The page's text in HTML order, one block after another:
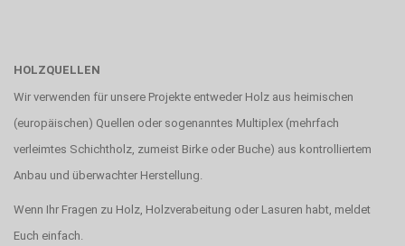
HOLZQUELLEN
Wir verwenden für unsere Projekte entweder Holz aus heimischen
(europäischen) Quellen oder sogenanntes Multiplex (mehrfach
verleimtes Schichtholz, zumeist Birke oder Buche) aus kontrolliertem
Anbau und überwachter Herstellung.
Wenn Ihr Fragen zu Holz, Holzverabeitung oder Lasuren habt, meldet
Euch einfach.